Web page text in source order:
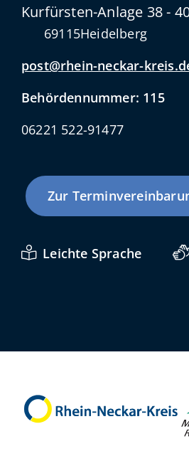
Kurfürsten-Anlage 38 -
69115Heidelberg
post@rhein-neckar-
Behördennummer: 115
06221 522-91477
Zur
Leichte Sprache